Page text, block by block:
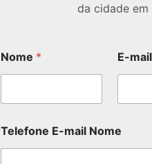
da cidade
Nome * E-mail
Telefone E-mail Nome